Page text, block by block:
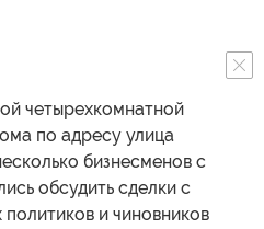
четырехкомнатной
по адресу улица
бизнесменов с
обсудить сделки с
и чиновников